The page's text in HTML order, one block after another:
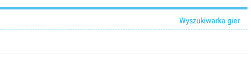
Wyszukiwarka gier